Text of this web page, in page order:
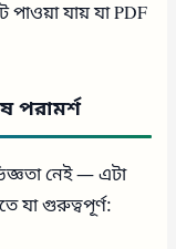
যায় যা PDF
পরামর্শ
নেই — এটা
যা গুরুত্বপূর্ণ: